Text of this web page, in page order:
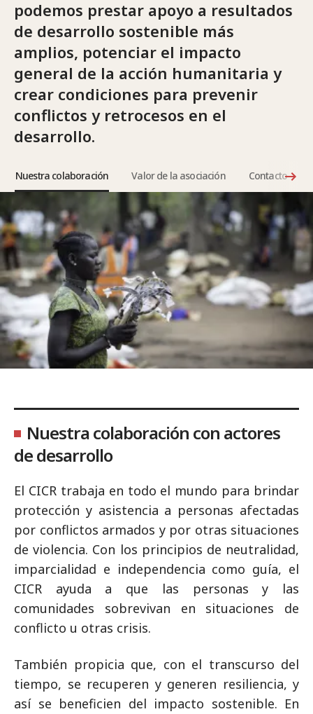
podemos prestar apoyo a resultados
de desarrollo sostenible más
amplios, potenciar el impacto
general de la acción humanitaria y
crear condiciones para prevenir
conflictos y retrocesos en el
desarrollo.
Nuestra colaboración Valor de la asociación Contacto
Nuestra colaboración con actores
de desarrollo
El CICR trabaja en todo el mundo para brindar
protección y asistencia a personas afectadas
por conflictos armados y por otras situaciones
de violencia. Con los principios de neutralidad,
imparcialidad e independencia como guía, el
CICR ayuda a que las personas y las
comunidades sobrevivan en situaciones de
conflicto u otras crisis.
También propicia que, con el transcurso del
tiempo, se recuperen y generen resiliencia, y
así se beneficien del impacto sostenible. En